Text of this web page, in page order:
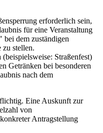
erforderlich sein,
für eine Veranstaltung
bei dem zuständigen
zu stellen.
Straßenfest)
Getränken bei besonderen
nach dem
Eine Auskunft zur
von
Antragstellung